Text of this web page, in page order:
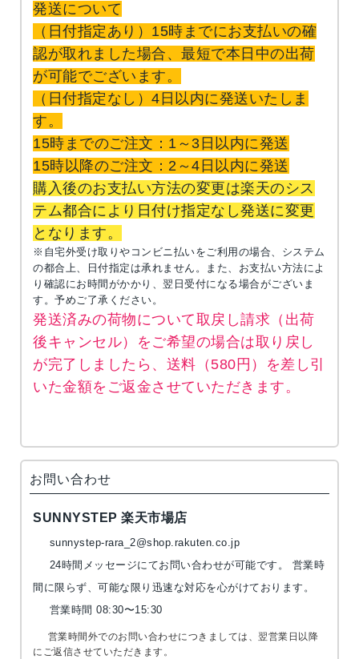
発送について
（日付指定あり）15時までにお支払いの確
認が取れました場合、最短で本日中の出荷
が可能でございます。
（日付指定なし）4日以内に発送いたしま
す。
15時までのご注文：1～3日以内に発送
15時以降のご注文：2～4日以内に発送
購入後のお支払い方法の変更は楽天のシス
テム都合により日付け指定なし発送に変更
となります。
※自宅外受け取りやコンビニ払いをご利用の場合、システム
の都合上、日付指定は承れません。また、お支払い方法によ
り確認にお時間がかかり、翌日受付になる場合がございま
す。予めご了承ください。
発送済みの荷物について取戻し請求（出荷
後キャンセル）をご希望の場合は取り戻し
が完了しましたら、送料（580円）を差し引
いた金額をご返金させていただきます。
お問い合わせ
SUNNYSTEP 楽天市場店
sunnystep-rara_2@shop.rakuten.co.jp
24時間メッセージにてお問い合わせが可能です。 営業時
間に限らず、可能な限り迅速な対応を心がけております。
営業時間 08:30〜15:30
営業時間外でのお問い合わせにつきましては、翌営業日以降
にご返信させていただきます。